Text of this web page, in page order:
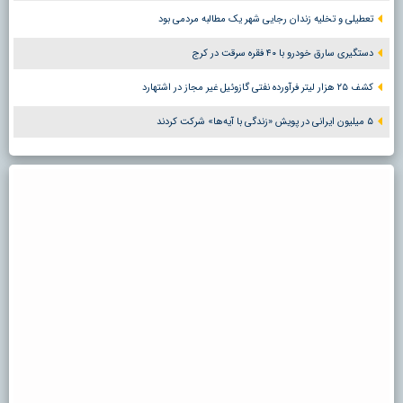
تعطیلی و تخلیه زندان رجایی شهر یک مطالبه مردمی بود
دستگیری سارق خودرو با ۴۰ فقره سرقت در کرج
کشف ۲۵ هزار لیتر فرآورده نفتی گازوئیل غیر مجاز در اشتهارد
۵ میلیون ایرانی در پویش «زندگی با آیه‌ها» شرکت کردند